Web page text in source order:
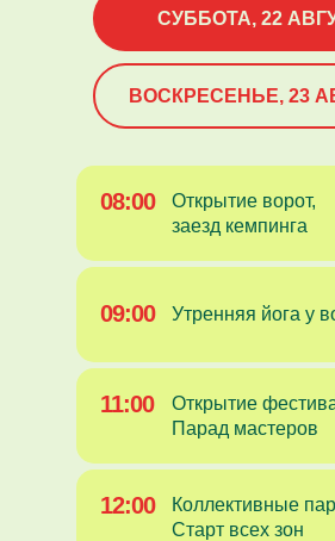
ВОСКРЕСЕНЬЕ, 23
СУББОТА, 22
Коллективные
Старт всех зон
12:00
Открытие
Парад мастеров
11:00
Утренняя йога у
09:00
Открытие ворот,
заезд кемпинга
08:00